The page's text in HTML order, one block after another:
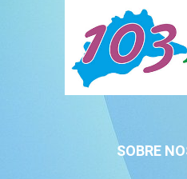
SOBRE